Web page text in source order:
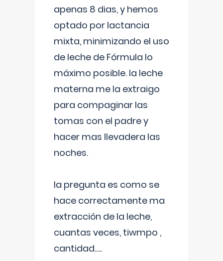
apenas 8 dias, y hemos
optado por lactancia
mixta, minimizando el uso
de leche de Fórmula lo
máximo posible. la leche
materna me la extraigo
para compaginar las
tomas con el padre y
hacer mas llevadera las
noches.
la pregunta es como se
hace correctamente ma
extracción de la leche,
cuantas veces, tiwmpo ,
cantidad.....